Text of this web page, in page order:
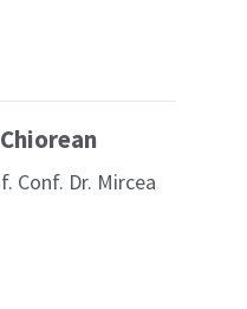
Conf. Dr. Mircea